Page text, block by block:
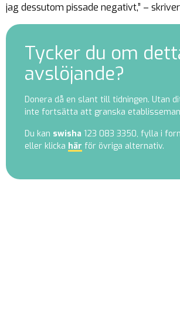
jag dessutom pissade negativt,” –
Tycker du om
avslöjande?
Donera då en slant till tidningen. Utan
inte fortsätta att granska
Du kan swisha 123 083 3350, fylla i
eller klicka här för övriga alternativ.